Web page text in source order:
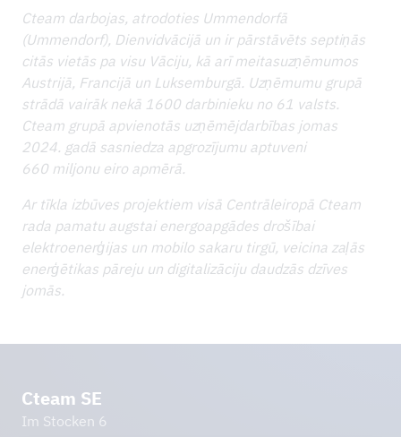
Cteam darbojas, atrodoties Ummendorfā
(Ummendorf), Dienvidvācijā un ir pārstāvēts septiņās
citās vietās pa visu Vāciju, kā arī meitasuzņēmumos
Austrijā, Francijā un Luksemburgā. Uzņēmumu grupā
strādā vairāk nekā 1600 darbinieku no 61 valsts.
Cteam grupā apvienotās uzņēmējdarbības jomas
2024. gadā sasniedza apgrozījumu aptuveni
660 miljonu eiro apmērā.
Ar tīkla izbūves projektiem visā Centrāleiropā Cteam
rada pamatu augstai energoapgādes drošībai
elektroenerģijas un mobilo sakaru tirgū, veicina zaļās
enerģētikas pāreju un digitalizāciju daudzās dzīves
jomās.
Cteam SE
Im Stocken 6